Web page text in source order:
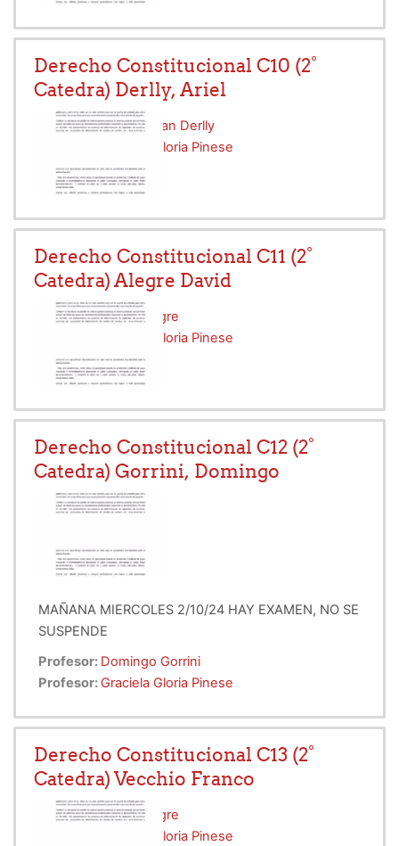
Derecho Constitucional C10 (2°
Catedra) Derlly, Ariel
Profesor:Ariel Hernan Derlly
Graciela Gloria Pinese
Derecho Constitucional C11 (2°
Catedra) Alegre David
Profesor:David Alegre
Graciela Gloria Pinese
Derecho Constitucional C12 (2°
Catedra) Gorrini, Domingo
MAÑANA MIERCOLES 2/10/24 HAY EXAMEN, NO SE
SUSPENDE
Profesor: Domingo Gorrini
Profesor: Graciela Gloria Pinese
Derecho Constitucional C13 (2°
Catedra) Vecchio Franco
Profesor:David Alegre
Graciela Gloria Pinese